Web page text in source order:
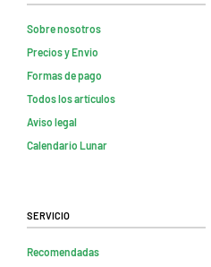
Sobre nosotros
Precios y Envio
Formas de pago
Todos los artículos
Aviso legal
Calendario Lunar
Servicio
Recomendadas